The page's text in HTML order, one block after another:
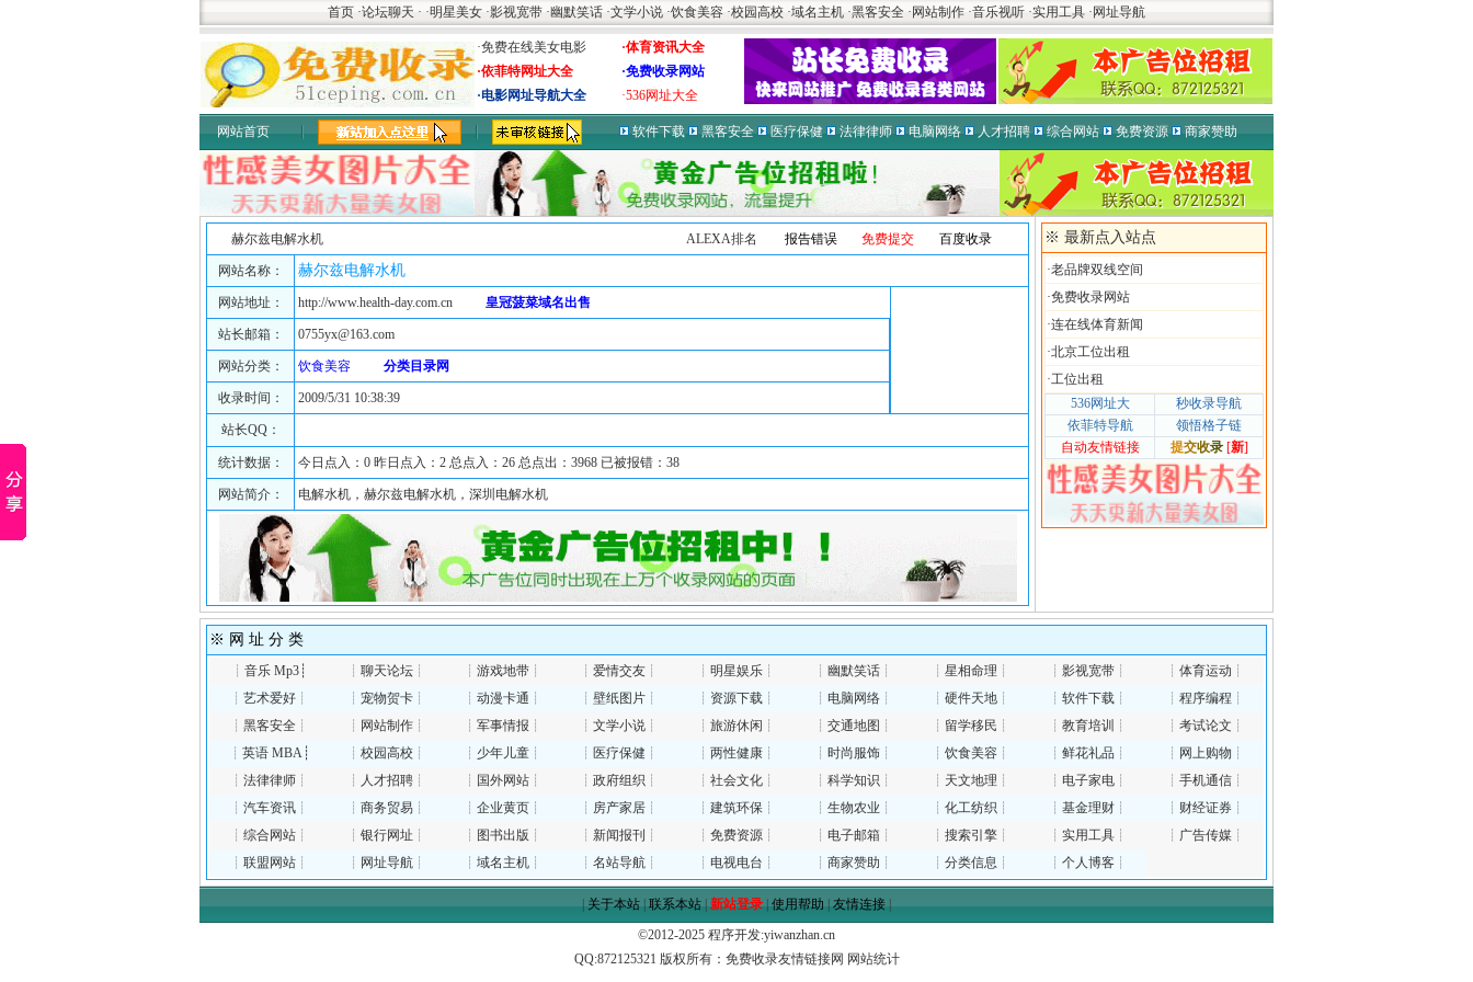
首页 ·论坛聊天 · ·明星美女 ·影视宽带 ·幽默笑话 ·文学小说 ·饮食美容 ·校园高校 ·域名主机 ·黑客安全 · 网站制作 ·音乐视听 ·实用工具 · 网址导航
·免费在线美女电影
·体育资讯大全
·依菲特网址大全
·免费收录网站
·电影网址导航大全
·536网址大全
网站首页 软件下载 黑客安全 医疗保健 法律律师 电脑网络 人才招聘 综合网站 免费资源 商家赞助
赫尔兹电解水机 ALEXA排名 报告错误 免费提交 百度收录
网站名称： 赫尔兹电解水机
网站地址： http://www.health-day.com.cn 皇冠菠菜域名出售
站长邮箱： 0755yx@163.com
网站分类： 饮食美容 分类目录网
收录时间： 2009/5/31 10:38:39
站长QQ：
统计数据： 今日点入：0 昨日点入：2 总点入：26 总点出：3968 已被报错：38
网站简介： 电解水机，赫尔兹电解水机，深圳电解水机
※ 最新点入站点
·老品牌双线空间
·免费收录网站
·连在线体育新闻
·北京工位出租
·工位出租
※ 网 址 分 类
┊ 音乐 Mp3 ┊ ┊ 聊天论坛 ┊ ┊ 游戏地带 ┊ ┊ 爱情交友 ┊ ┊ 明星娱乐┊ ┊ 幽默笑话┊ ┊ 星相命理 ┊ ┊ 影视宽带┊ ┊ 体育运动 ┊
┊ 艺术爱好┊ ┊ 宠物贺卡 ┊ ┊ 动漫卡通 ┊ ┊ 壁纸图片 ┊ ┊ 资源下载┊ ┊ 电脑网络┊ ┊ 硬件天地┊ ┊ 软件下载┊ ┊ 程序编程 ┊
┊ 黑客安全 ┊ ┊ 网站制作 ┊ ┊ 军事情报 ┊ ┊ 文学小说 ┊ ┊ 旅游休闲 ┊ ┊ 交通地图 ┊ ┊ 留学移民 ┊ ┊ 教育培训 ┊ ┊ 考试论文 ┊
┊ 英语 MBA┊ ┊ 校园高校 ┊ ┊ 少年儿童 ┊ ┊ 医疗保健 ┊ ┊ 两性健康┊ ┊ 时尚服饰┊ ┊ 饮食美容┊ ┊ 鲜花礼品 ┊ ┊ 网上购物 ┊
┊ 法律律师┊ ┊ 人才招聘 ┊ ┊ 国外网站 ┊ ┊ 政府组织 ┊ ┊ 社会文化┊ ┊ 科学知识 ┊ ┊ 天文地理 ┊ ┊ 电子家电┊ ┊ 手机通信┊
┊ 汽车资讯┊ ┊ 商务贸易 ┊ ┊ 企业黄页 ┊ ┊ 房产家居 ┊ ┊ 建筑环保┊ ┊ 生物农业 ┊ ┊ 化工纺织┊ ┊ 基金理财┊ ┊ 财经证券┊
┊ 综合网站┊ ┊ 银行网址 ┊ ┊ 图书出版 ┊ ┊ 新闻报刊 ┊ ┊ 免费资源┊ ┊ 电子邮箱 ┊ ┊ 搜索引擎┊ ┊ 实用工具┊ ┊ 广告传媒┊
┊ 联盟网站┊ ┊ 网址导航 ┊ ┊ 域名主机 ┊ ┊ 名站导航 ┊ ┊ 电视电台 ┊ ┊ 商家赞助 ┊ ┊ 分类信息 ┊ ┊ 个人博客┊
|关于本站|联系本站|新站登录|使用帮助|友情连接|
©2012-2025 程序开发:yiwanzhan.cn
QQ:872125321 版权所有： 免费收录友情链接网 网站统计